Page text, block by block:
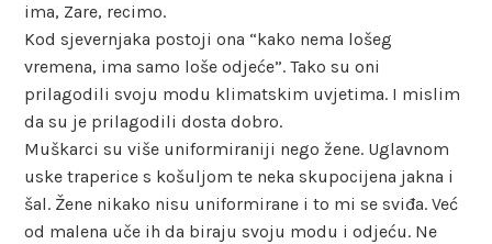
ima, Zare, recimo.
Kod sjevernjaka postoji ona “kako nema lošeg
vremena, ima samo loše odjeće”. Tako su oni
prilagodili svoju modu klimatskim uvjetima. I mislim
da su je prilagodili dosta dobro.
Muškarci su više uniformiraniji nego žene. Uglavnom
uske traperice s košuljom te neka skupocijena jakna i
šal. Žene nikako nisu uniformirane i to mi se sviđa. Već
od malena uče ih da biraju svoju modu i odjeću. Ne